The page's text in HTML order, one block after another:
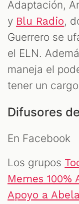
Adaptación,
y Blu Radio,
Guerrero se
el ELN.
maneja el
tener un
Difusores
En Facebook
Los grupos
Memes 100%
Apoyo a